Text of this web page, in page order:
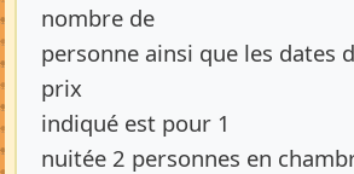
nombre de
personne ainsi que les dates
prix
indiqué est pour 1
nuitée 2 personnes en